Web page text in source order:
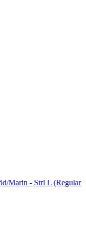
Marin - Strl L (Regular